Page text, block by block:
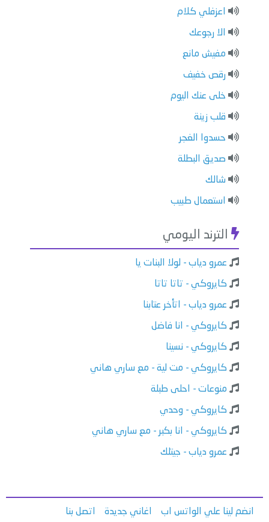
اعزفلي كلام
الا رجوعك
مفيش مانع
رقص خفيف
خلى عنك اليوم
قلب زينة
حسدوا الغجر
صديق البطلة
شالك
استعمال طبيب
الترند اليومي
عمرو دياب - لولا البنات يا
كايروكي - تاتا تاتا
عمرو دياب - اتأخر عتابنا
كايروكي - انا فاضل
كايروكي - نسينا
كايروكي - مت لية - مع ساري هاني
منوعات - احلى طبلة
كايروكي - وحدي
كايروكي - انا بكبر - مع ساري هاني
عمرو دياب - جيتلك
انضم لينا علي الواتس اب اغاني جديدة اتصل بنا